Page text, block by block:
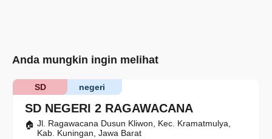
Anda mungkin ingin melihat
SD NEGERI 2 RAGAWACANA
negeri
SD
Jl. Ragawacana Dusun Kliwon, Kec. Kramatmulya,
Kab. Kuningan, Jawa Barat